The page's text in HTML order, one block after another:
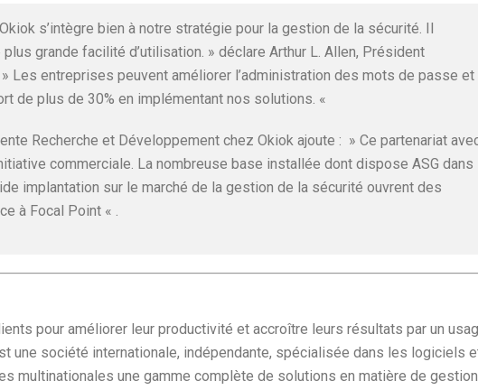
s’intègre bien à notre stratégie pour la gestion de la sécurité. Il
grande facilité d’utilisation. » déclare Arthur L. Allen, Président
» Les entreprises peuvent améliorer l’administration des mots de passe et
de plus de 30% en implémentant nos solutions. «
Recherche et Développement chez Okiok ajoute : » Ce partenariat
commerciale. La nombreuse base installée dont dispose ASG dans
implantation sur le marché de la gestion de la sécurité ouvrent des
à Focal Point « .
pour améliorer leur productivité et accroître leurs résultats par un
une société internationale, indépendante, spécialisée dans les logiciels
multinationales une gamme complète de solutions en matière de gestion